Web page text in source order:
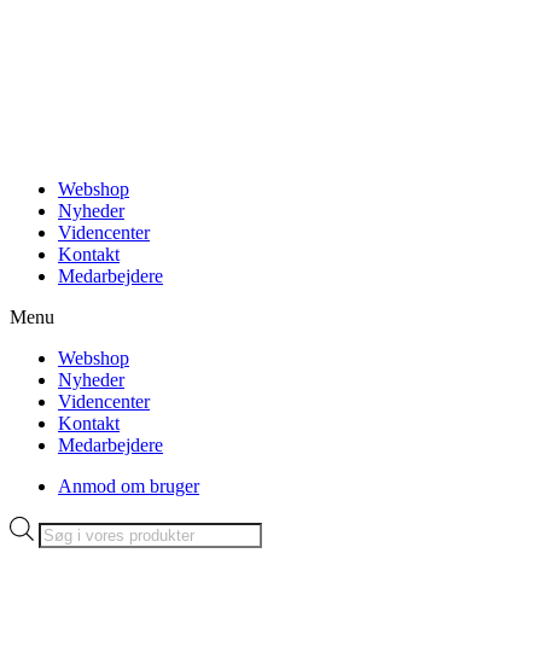
Webshop
Nyheder
Videncenter
Kontakt
Medarbejdere
Menu
Webshop
Nyheder
Videncenter
Kontakt
Medarbejdere
Anmod om bruger
Products
search